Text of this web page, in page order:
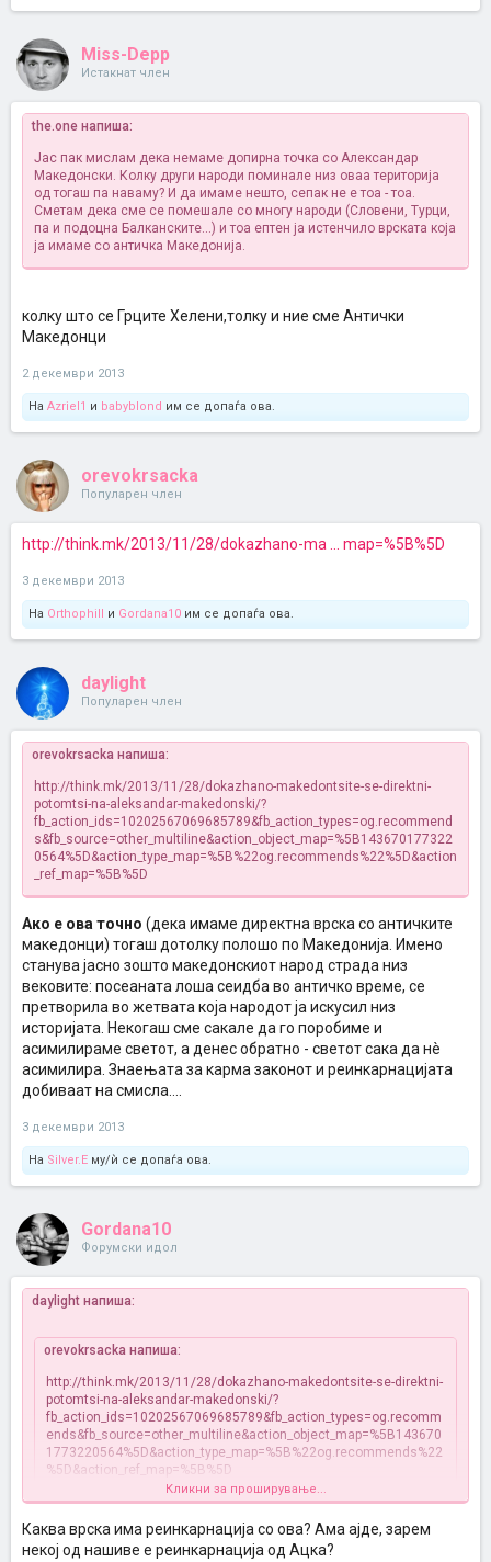
Miss-Depp
Истакнат член
the.one напиша:
Јас пак мислам дека немаме допирна точка со Александар
Македонски. Колку други народи поминале низ оваа територија
од тогаш па наваму? И да имаме нешто, сепак не е тоа - тоа.
Сметам дека сме се помешале со многу народи (Словени, Турци,
па и подоцна Балканските...) и тоа ептен ја истенчило врската која
ја имаме со античка Македонија.
колку што се Грците Хелени,толку и ние сме Антички
Македонци
2 декември 2013
На Azriel1 и babyblond им се допаѓа ова.
orevokrsacka
Популарен член
http://think.mk/2013/11/28/dokazhano-ma ... map=%5B%5D
3 декември 2013
На Orthophill и Gordana10 им се допаѓа ова.
daylight
Популарен член
orevokrsacka напиша:
http://think.mk/2013/11/28/dokazhano-makedontsite-se-direktni-
potomtsi-na-aleksandar-makedonski/?
fb_action_ids=10202567069685789&fb_action_types=og.recommend
s&fb_source=other_multiline&action_object_map=%5B143670177322
0564%5D&action_type_map=%5B%22og.recommends%22%5D&action
_ref_map=%5B%5D
Ако е ова точно (дека имаме директна врска со античките
македонци) тогаш дотолку полошо по Македонија. Имено
станува јасно зошто македонскиот народ страда низ
вековите: посеаната лоша сеидба во античко време, се
претворила во жетвата која народот ја искусил низ
историјата. Некогаш сме сакале да го поробиме и
асимилираме светот, а денес обратно - светот сака да нè
асимилира. Знаењата за карма законот и реинкарнацијата
добиваат на смисла....
3 декември 2013
На Silver.E му/ѝ се допаѓа ова.
Gordana10
Форумски идол
daylight напиша:
orevokrsacka напиша:
http://think.mk/2013/11/28/dokazhano-makedontsite-se-direktni-
potomtsi-na-aleksandar-makedonski/?
fb_action_ids=10202567069685789&fb_action_types=og.recomm
ends&fb_source=other_multiline&action_object_map=%5B143670
1773220564%5D&action_type_map=%5B%22og.recommends%22
%5D&action_ref_map=%5B%5D
смисла....
Кликни за проширување...
Каква врска има реинкарнација со ова? Ама ајде, зарем
некој од нашиве е реинкарнација од Ацка?